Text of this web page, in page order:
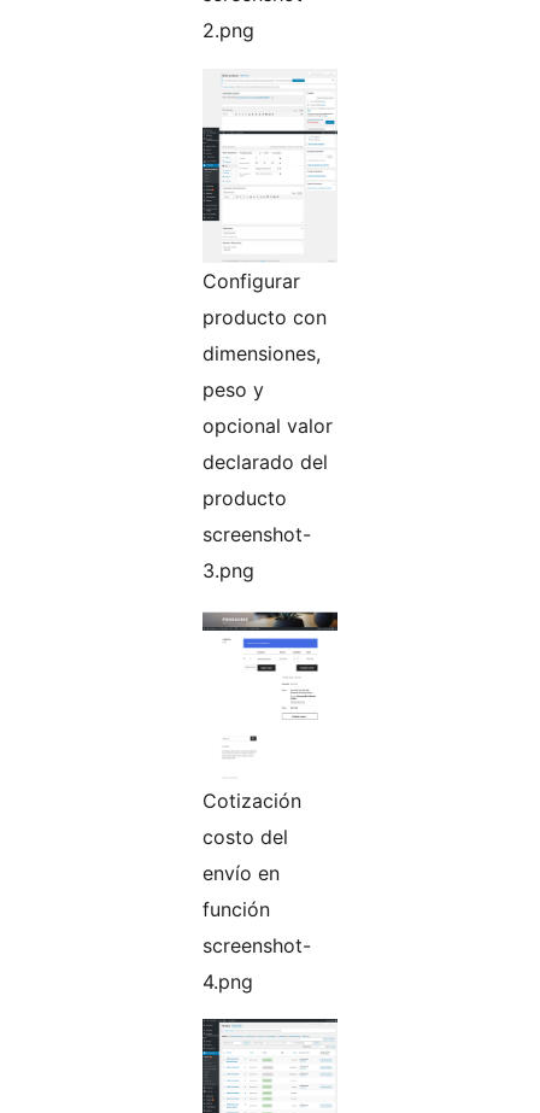
2.png
Configurar
producto con
dimensiones,
peso y
opcional valor
declarado del
producto
screenshot-
3.png
Cotización
costo del
envío en
función
screenshot-
4.png